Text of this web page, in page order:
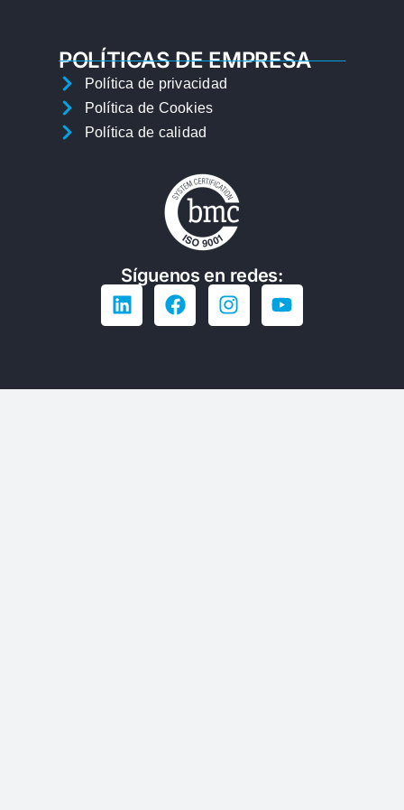
POLÍTICAS DE EMPRESA
Política de privacidad
Política de Cookies
Política de calidad
Síguenos en redes: